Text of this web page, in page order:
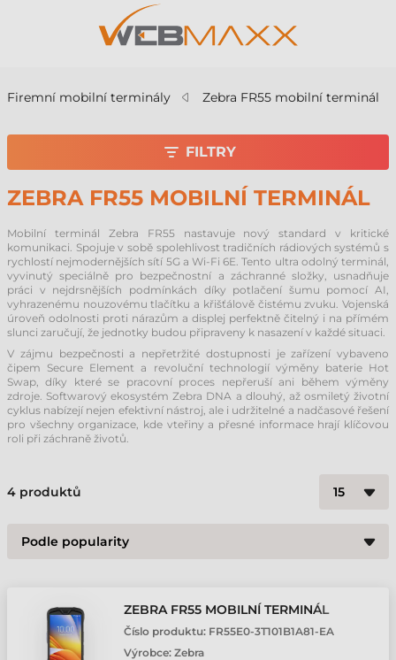
Firemní mobilní terminály Zebra FR55 mobilní terminál
ZEBRA FR55 MOBILNÍ TERMINÁL
Mobilní terminál Zebra FR55 nastavuje nový standard v kritické
komunikaci. Spojuje v sobě spolehlivost tradičních rádiových systémů s
rychlostí nejmodernějších sítí 5G a Wi-Fi 6E. Tento ultra odolný terminál,
vyvinutý speciálně pro bezpečnostní a záchranné složky, usnadňuje
práci v nejdrsnějších podmínkách díky potlačení šumu pomocí AI,
vyhrazenému nouzovému tlačítku a křišťálově čistému zvuku. Vojenská
úroveň odolnosti proti nárazům a displej perfektně čitelný i na přímém
slunci zaručují, že jednotky budou připraveny k nasazení v každé situaci.
V zájmu bezpečnosti a nepřetržité dostupnosti je zařízení vybaveno
čipem Secure Element a revoluční technologií výměny baterie Hot
Swap, díky které se pracovní proces nepřeruší ani během výměny
zdroje. Softwarový ekosystém Zebra DNA a dlouhý, až osmiletý životní
cyklus nabízejí nejen efektivní nástroj, ale i udržitelné a nadčasové řešení
pro všechny organizace, kde vteřiny a přesné informace hrají klíčovou
roli při záchraně životů.
4 produktů
ZEBRA FR55 MOBILNÍ TERMINÁL
Číslo produktu: FR55E0-3T101B1A81-EA
Výrobce: Zebra
FILTRY